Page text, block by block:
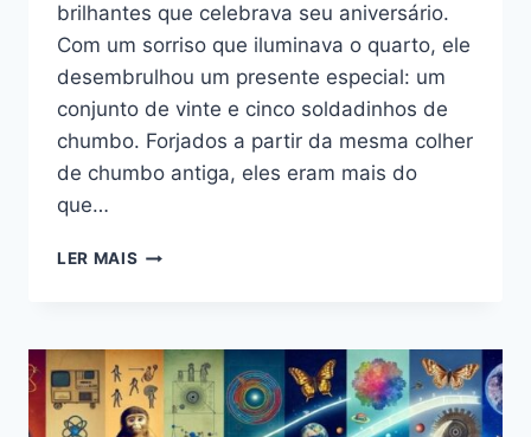
brilhantes que celebrava seu aniversário.
Com um sorriso que iluminava o quarto, ele
desembrulhou um presente especial: um
conjunto de vinte e cinco soldadinhos de
chumbo. Forjados a partir da mesma colher
de chumbo antiga, eles eram mais do
que…
LER MAIS O